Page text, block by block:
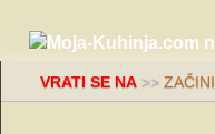
VRATI SE NA >> ZAČINI